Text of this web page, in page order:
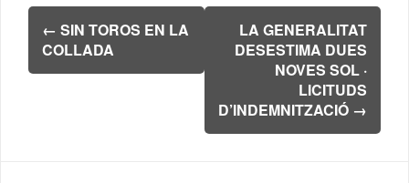
Navegación
de
entradas
← SIN TOROS EN LA
COLLADA
LA GENERALITAT
DESESTIMA DUES
NOVES SOL ·
LICITUDS
D’INDEMNITZACIÓ →